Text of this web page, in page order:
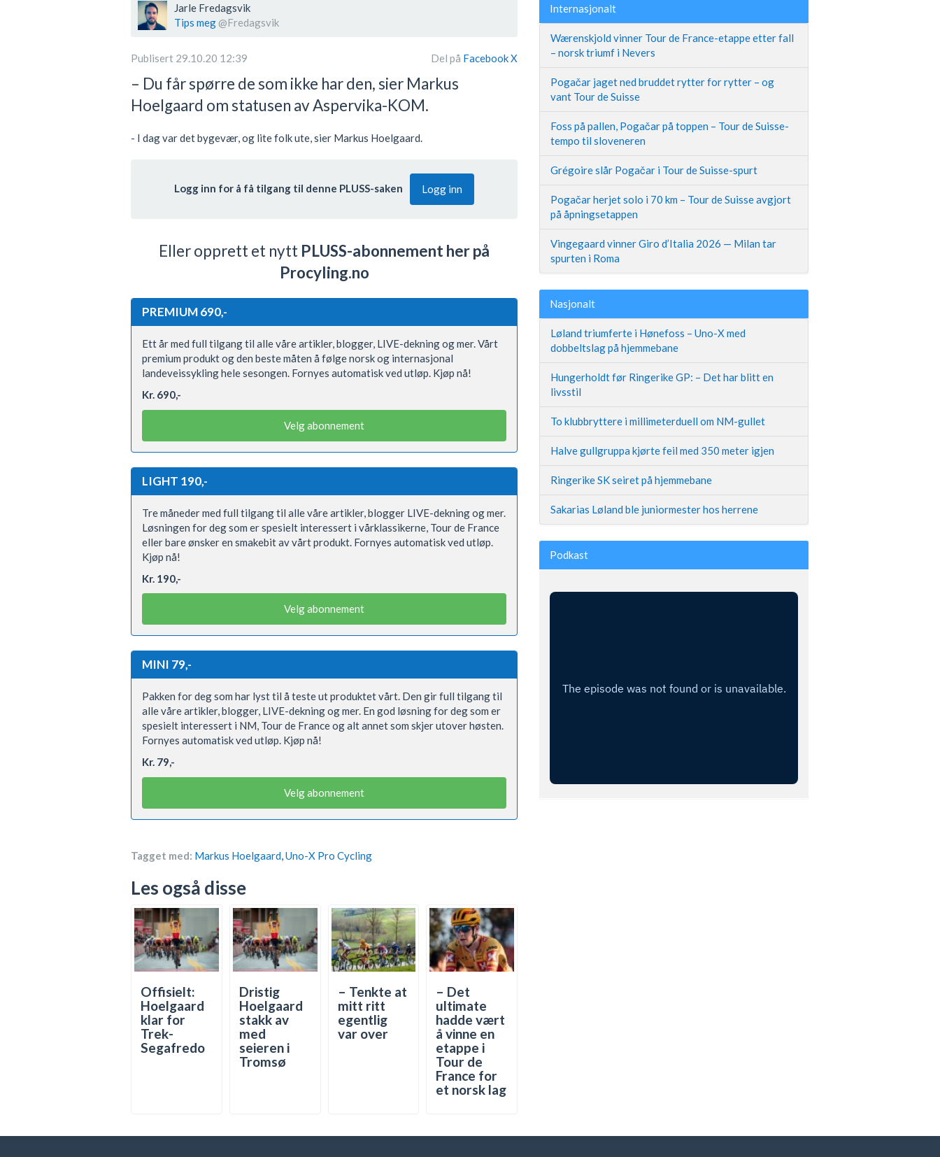
Jarle Fredagsvik
Tips meg @Fredagsvik
Publisert 29.10.20 12:39 Del på FacebookX
– Du får spørre de som ikke har den, sier Markus
Hoelgaard om statusen av Aspervika-KOM.
- I dag var det bygevær, og lite folk ute, sier Markus Hoelgaard.
Logg inn for å få tilgang til denne PLUSS-saken Logg inn
Eller opprett et nytt PLUSS-abonnement her på
Procyling.no
PREMIUM 690,-
Ett år med full tilgang til alle våre artikler, blogger, LIVE-dekning og mer. Vårt
premium produkt og den beste måten å følge norsk og internasjonal
landeveissykling hele sesongen. Fornyes automatisk ved utløp. Kjøp nå!
Kr. 690,-
Velg abonnement
LIGHT 190,-
Tre måneder med full tilgang til alle våre artikler, blogger LIVE-dekning og mer.
Løsningen for deg som er spesielt interessert i vårklassikerne, Tour de France
eller bare ønsker en smakebit av vårt produkt. Fornyes automatisk ved utløp.
Kjøp nå!
Kr. 190,-
Velg abonnement
MINI 79,-
Pakken for deg som har lyst til å teste ut produktet vårt. Den gir full tilgang til
alle våre artikler, blogger, LIVE-dekning og mer. En god løsning for deg som er
spesielt interessert i NM, Tour de France og alt annet som skjer utover høsten.
Fornyes automatisk ved utløp. Kjøp nå!
Kr. 79,-
Velg abonnement
Tagget med: Markus Hoelgaard,Uno-X Pro Cycling
Les også disse
Offisielt:
Hoelgaard
klar for
Trek-
Segafredo
Dristig
Hoelgaard
stakk av
med
seieren i
Tromsø
– Tenkte at
mitt ritt
egentlig
var over
– Det
ultimate
hadde vært
å vinne en
etappe i
Tour de
France for
et norsk lag
Internasjonalt
Wærenskjold vinner Tour de France-etappe etter fall
– norsk triumf i Nevers
Pogačar jaget ned bruddet rytter for rytter – og
vant Tour de Suisse
Foss på pallen, Pogačar på toppen – Tour de Suisse-
tempo til sloveneren
Grégoire slår Pogačar i Tour de Suisse-spurt
Pogačar herjet solo i 70 km – Tour de Suisse avgjort
på åpningsetappen
Vingegaard vinner Giro d’Italia 2026 — Milan tar
spurten i Roma
Nasjonalt
Løland triumferte i Hønefoss – Uno-X med
dobbeltslag på hjemmebane
Hungerholdt før Ringerike GP: – Det har blitt en
livsstil
To klubbryttere i millimeterduell om NM-gullet
Halve gullgruppa kjørte feil med 350 meter igjen
Ringerike SK seiret på hjemmebane
Sakarias Løland ble juniormester hos herrene
Podkast